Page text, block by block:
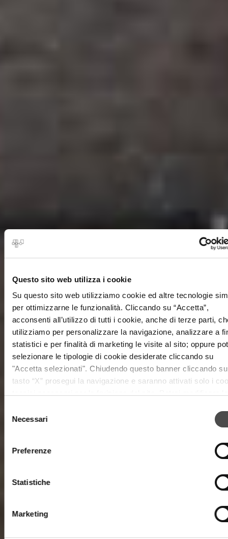
Questo sito web utilizza i cookie
Su questo sito web utilizziamo cookie ed altre tecnologie
per ottimizzarne le funzionalità. Cliccando su “Accetta”,
acconsenti all’utilizzo di tutti i cookie, anche di terze parti,
utilizziamo per personalizzare la navigazione, analizzare a
statistici e per finalità di marketing le visite al sito; oppure
selezionare le tipologie di cookie desiderate cliccando su
"Accetta selezionati". Chiudendo questo banner cliccando
tasto “X” prosegui la navigazione e saranno attivati solo i
cookie” a fine pagina. Per ulteriori informazioni ti invitiamo a
delNecessari
Preferenze
Statistiche
Marketing